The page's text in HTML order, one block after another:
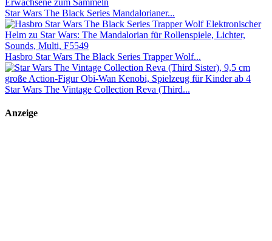
Star Wars The Black Series Mandalorianer...
Hasbro Star Wars The Black Series Trapper Wolf...
Star Wars The Vintage Collection Reva (Third...
Anzeige